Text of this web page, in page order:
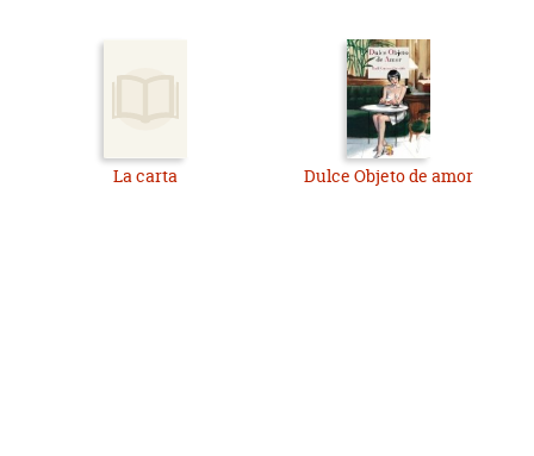
La carta Dulce Objeto de amor